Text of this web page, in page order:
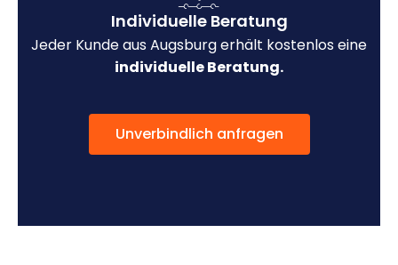
Individuelle Beratung
Jeder Kunde aus Augsburg erhält kostenlos eine
individuelle Beratung.
Unverbindlich anfragen